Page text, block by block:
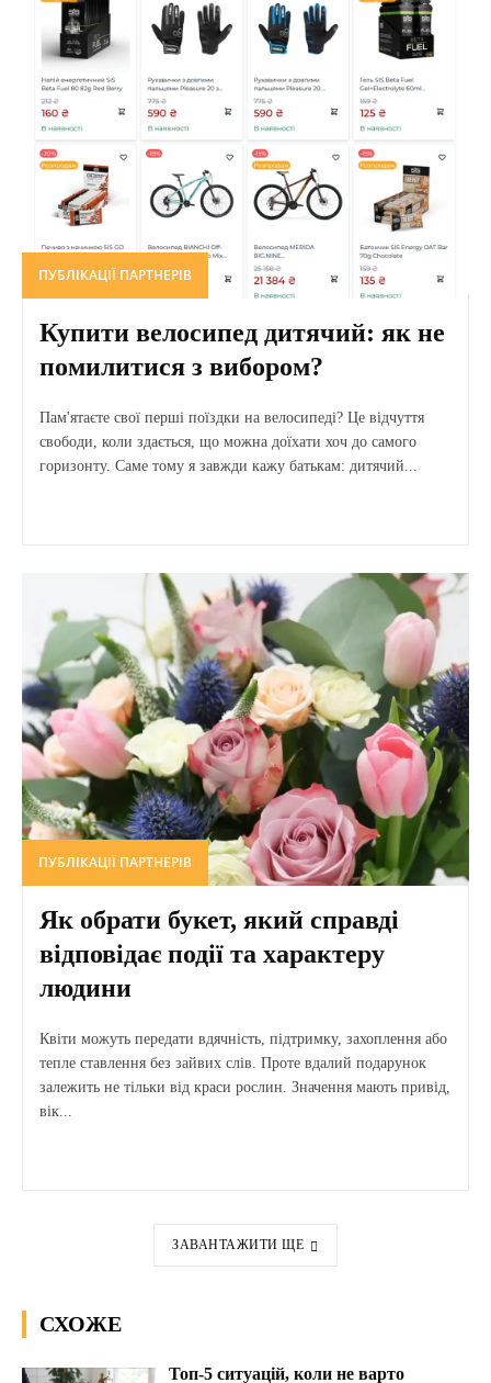
ПУБЛІКАЦІЇ ПАРТНЕРІВ
Купити велосипед дитячий: як не
помилитися з вибором?
Пам'ятаєте свої перші поїздки на велосипеді? Це відчуття
свободи, коли здається, що можна доїхати хоч до самого
горизонту. Саме тому я завжди кажу батькам: дитячий...
ПУБЛІКАЦІЇ ПАРТНЕРІВ
Як обрати букет, який справді
відповідає події та характеру
людини
Квіти можуть передати вдячність, підтримку, захоплення або
тепле ставлення без зайвих слів. Проте вдалий подарунок
залежить не тільки від краси рослин. Значення мають привід,
вік...
ЗАВАНТАЖИТИ ЩЕ
СХОЖЕ
Топ-5 ситуацій, коли не варто